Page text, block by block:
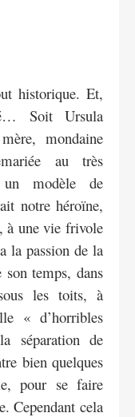
historique. Et,
Soit Ursula
mondaine
au très
un modèle de
notre héroïne,
à une vie frivole
la passion de la
temps, dans
les toits, à
« d’horribles
séparation de
bien quelques
pour se faire
Cependant cela